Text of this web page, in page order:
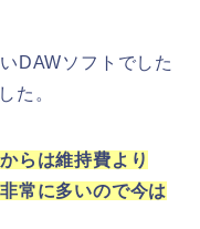
DAWソフトでした
た。
らは維持費より
常に多いので今は